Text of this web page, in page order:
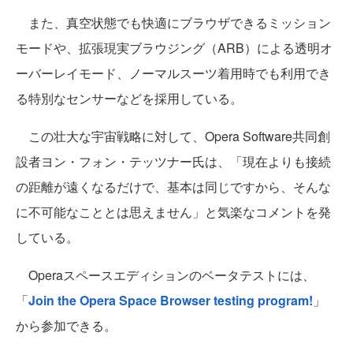
また、真空状態でも快適にブラウザできるミッション
モードや、拡張現実ブラウジング（ARB）による透明オ
ーバーレイモード、ノーマルスーツ着用時でも利用でき
る特別なセンサーなどを採用している。
この壮大な宇宙戦略に対して、Opera Software共同創
設者ヨン・フォン・テッツナー氏は、「現在よりも接続
の距離が遠くなるだけで、基本は同じですから、そんな
に不可能なこととは思えません」と気楽なコメントを発
している。
Operaスペースエディションのベータテストには、
「Join the Opera Space Browser testing program! 」
から参加できる。